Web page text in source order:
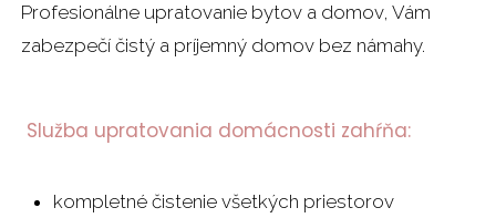
Profesionálne upratovanie bytov a domov, Vám
zabezpečí čistý a príjemný domov bez námahy.
Služba upratovania domácnosti zahŕňa:
kompletné čistenie všetkých priestorov